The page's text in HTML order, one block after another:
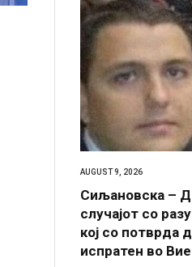
AUGUST 9, 2026
Сиљановска –
случајот со
кој со потврда
испратен во